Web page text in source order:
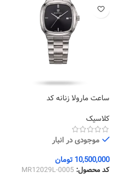
ساعت مارولا زنانه کد
کلاسیک
موجودی در انبار
10,500,000 تومان
کد محصول: MR12029L-0005